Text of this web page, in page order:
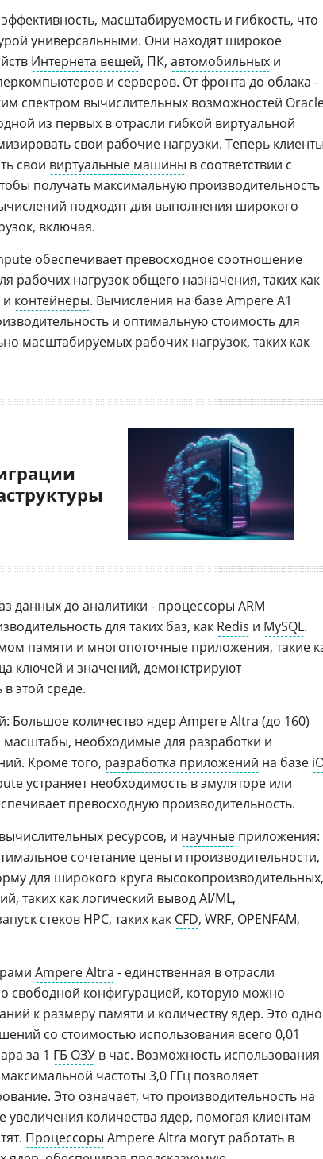
масштабируемость и гибкость, что
универсальными. Они находят широкое
Интернета вещей, ПК, автомобильных и
и серверов. От фронта до облака -
спектром вычислительных возможностей
из первых в отрасли гибкой виртуальной
свои рабочие нагрузки. Теперь
свои виртуальные машины в соответствии с
получать максимальную производительность
подходят для выполнения широкого
включая.
обеспечивает превосходное соотношение
рабочих нагрузок общего назначения, таких как
контейнеры. Вычисления на базе Ampere A1
и оптимальную стоимость для
масштабируемых рабочих нагрузок, таких как
данных до аналитики - процессоры ARM
для таких баз, как Redis и MySQL.
памяти и многопоточные приложения, такие
ключей и значений, демонстрируют
этой среде.
Большое количество ядер Ampere Altra (до 160)
масштабы, необходимые для разработки и
Кроме того, разработка приложений на базе
устраняет необходимость в эмуляторе или
превосходную производительность.
ресурсов, и научные приложения:
сочетание цены и производительности,
для широкого круга высокопроизводительных,
таких как логический вывод AI/ML,
стеков HPC, таких как CFD, WRF, OPENFAM,
Ampere Altra - единственная в отрасли
свободной конфигурацией, которую можно
к размеру памяти и количеству ядер. Это одно
со стоимостью использования всего 0,01
за 1 ГБ ОЗУ в час. Возможность использования
частоты 3,0 ГГц позволяет
Это означает, что производительность на
количества ядер, помогая клиентам
Процессоры Ampere Altra могут работать в